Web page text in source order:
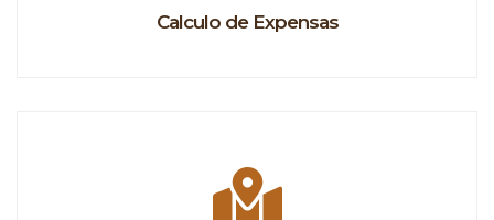
Calculo de Expensas